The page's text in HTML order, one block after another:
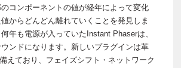
コンポーネントの値が経年によって変化
からどんどん離れていくことを発見しま
年も電源が入っていたInstant Phaserは、
ンドになります。新しいプラグインは革
えており、フェイズシフト・ネットワーク